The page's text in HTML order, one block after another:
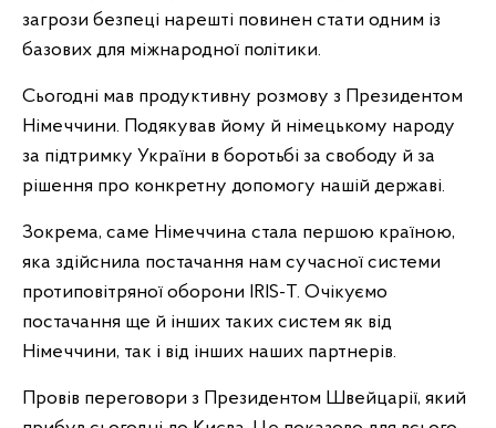
загрози безпеці нарешті повинен стати одним із
базових для міжнародної політики.
Сьогодні мав продуктивну розмову з Президентом
Німеччини. Подякував йому й німецькому народу
за підтримку України в боротьбі за свободу й за
рішення про конкретну допомогу нашій державі.
Зокрема, саме Німеччина стала першою країною,
яка здійснила постачання нам сучасної системи
протиповітряної оборони IRIS-Т. Очікуємо
постачання ще й інших таких систем як від
Німеччини, так і від інших наших партнерів.
Провів переговори з Президентом Швейцарії, який